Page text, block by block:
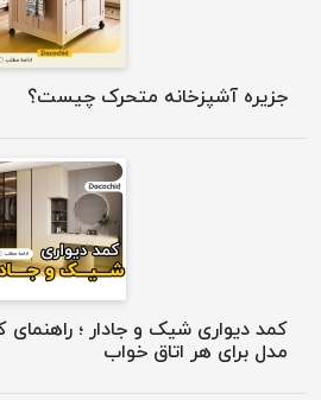
جزیره آشپزخانه متحرک چیست؟
کمد دیواری شیک و جادار ؛ راهنمای
مدل برای هر اتاق خواب